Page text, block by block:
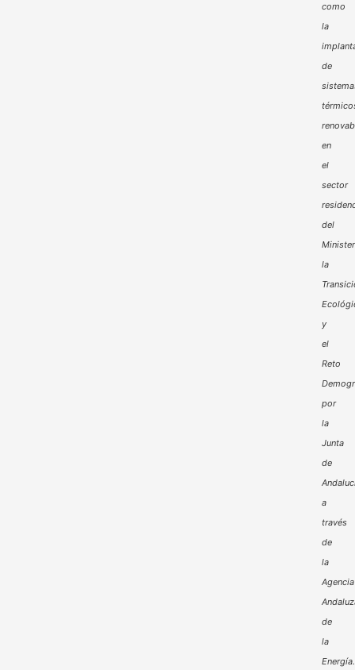
como
la
de
en
el
sector
del
la
y
el
Reto
por
la
Junta
de
a
través
de
la
Agencia
de
la
Energía.